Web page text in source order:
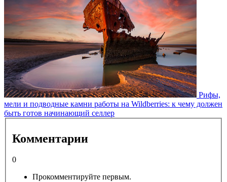
Рифы,
мели и подводные камни работы на Wildberries: к чему должен
быть готов начинающий селлер
Комментарии
0
Прокомментируйте первым.